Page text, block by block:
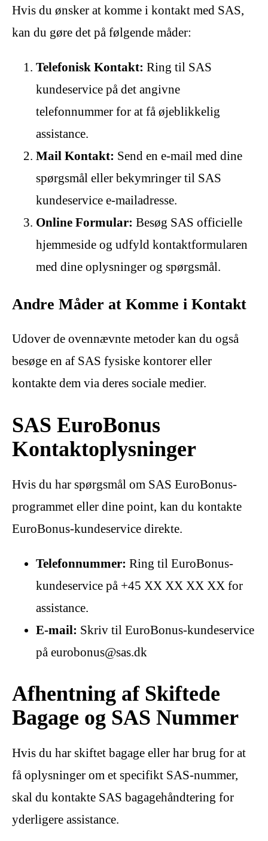
Hvis du ønsker at komme i kontakt med SAS,
kan du gøre det på følgende måder:
Telefonisk Kontakt: Ring til SAS
kundeservice på det angivne
telefonnummer for at få øjeblikkelig
assistance.
Mail Kontakt: Send en e-mail med dine
spørgsmål eller bekymringer til SAS
kundeservice e-mailadresse.
Online Formular: Besøg SAS officielle
hjemmeside og udfyld kontaktformularen
med dine oplysninger og spørgsmål.
Andre Måder at Komme i Kontakt
Udover de ovennævnte metoder kan du også
besøge en af SAS fysiske kontorer eller
kontakte dem via deres sociale medier.
SAS EuroBonus
Kontaktoplysninger
Hvis du har spørgsmål om SAS EuroBonus-
programmet eller dine point, kan du kontakte
EuroBonus-kundeservice direkte.
Telefonnummer: Ring til EuroBonus-
kundeservice på +45 XX XX XX XX for
assistance.
E-mail: Skriv til EuroBonus-kundeservice
på eurobonus@sas.dk
Afhentning af Skiftede
Bagage og SAS Nummer
Hvis du har skiftet bagage eller har brug for at
få oplysninger om et specifikt SAS-nummer,
skal du kontakte SAS bagagehåndtering for
yderligere assistance.